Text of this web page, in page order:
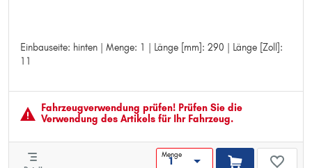
Einbauseite: hinten | Menge: 1 | Länge [mm]: 290 | Länge [Zoll]:
11
Einbauseite: hinten
Menge: 1
Länge [Zoll]: 11
Fahrzeugver­wendung prüfen! Prüfen Sie die
Verwendung des Artikels für Ihr Fahrzeug.
Menge